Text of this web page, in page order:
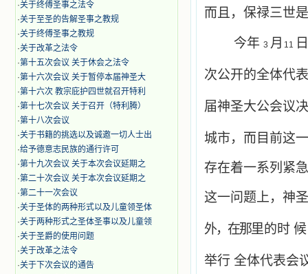
·关于终傅圣事之法令
·关于至圣的告解圣事之教规
·关于终傅圣事之教规
·关于改革之法令
·第十五次会议 关于休会之法令
·第十六次会议 关于暂停本届神圣大
·第十六次 教宗庇护四世就召开特利
·第十七次会议 关于召开（特利腾）
·第十八次会议
·关于书籍的挑选以及诚邀一切人士出
·给予德意志民族的通行许可
·第十九次会议 关于本次会议延期之
·第二十次会议 关于本次会议延期之
·第二十一次会议
·关于圣体的两种形式以及儿童领圣体
·关于两种形式之圣体圣事以及儿童领
·关于圣爵的使用问题
·关于改革之法令
·关于下次会议的通告
而且，保禄三世
今年 3 月 11
次公开的全体代
届神圣大公会议
城市，而目前这
存在着一系列紧
这一问题上，神
外，在那里的时
举行 全体代表会